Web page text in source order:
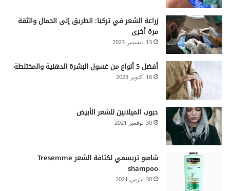
زراعة الشعر في تركيا: الطريق إلى الجمال والثقة
مرة أخرى
13 ديسمبر 2023
أفضل 5 أنواع من غسول البشرة الدهنية والمختلطة
18 أكتوبر 2023
حبوب الميلانين للشعر الأبيض
30 نوفمبر 2021
شامبو تريسمي لكثافة الشعر Tresemme
shampoo
30 مارس 2021